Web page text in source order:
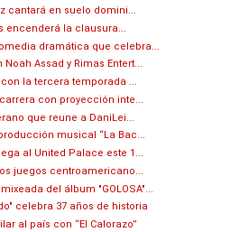
cantará en suelo domini...
encenderá la clausura...
dramática que celebra...
Assad y Rimas Entert...
la tercera temporada ...
con proyección inte...
que reune a DaniLei...
musical “La Bac...
al United Palace este 1...
juegos centroamericano...
del álbum "GOLOSA"...
celebra 37 años de historia
al país con “El Calorazo”